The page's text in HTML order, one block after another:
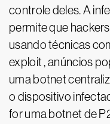
controle deles. A
permite que
usando técnicas
exploit , anúncios
uma botnet
o dispositivo
for uma botnet de